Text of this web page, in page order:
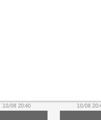
10/08 20:40 10/08